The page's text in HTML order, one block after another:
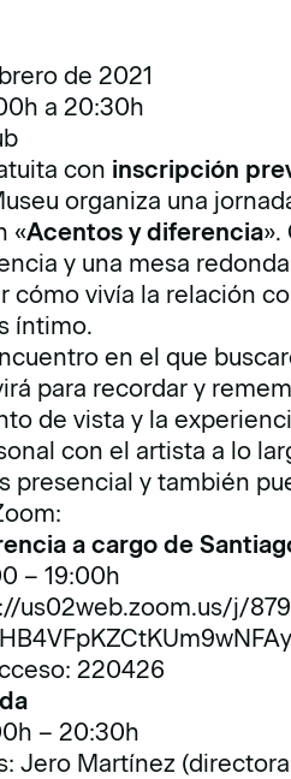
de 2021
a 20:30h
con inscripción
organiza una
«Acentos y diferencia».
y una mesa
cómo vivía la relación
íntimo.
en el que
para recordar y
de vista y la
con el artista a lo
presencial y también
a cargo de
– 19:00h
us02web.zoom.us/j/
220426
– 20:30h
Jero Martínez